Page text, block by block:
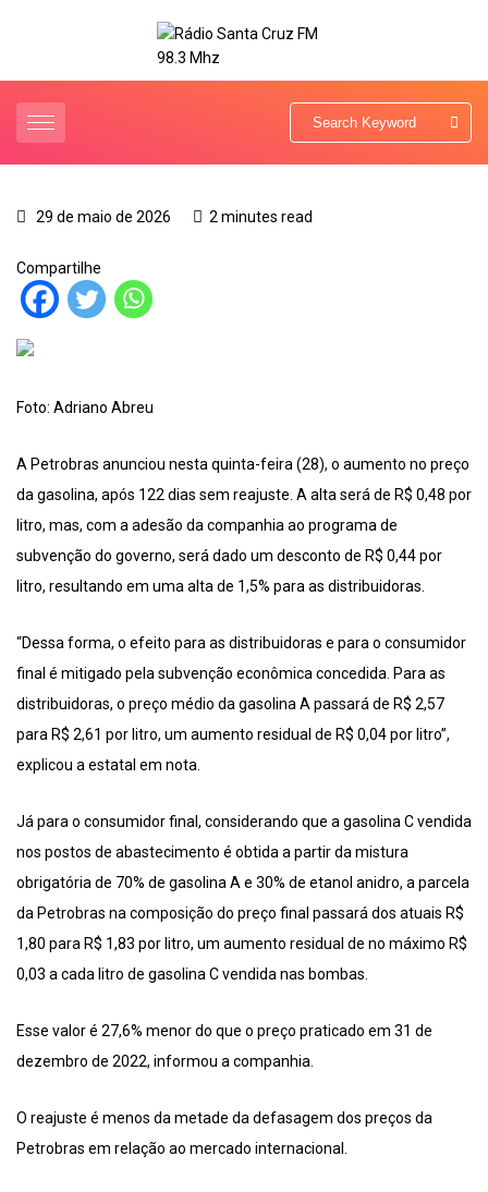
29 de maio de 2026 2 minutes read
Compartilhe
Foto: Adriano Abreu
A Petrobras anunciou nesta quinta-feira (28), o aumento no preço
da gasolina, após 122 dias sem reajuste. A alta será de R$ 0,48 por
litro, mas, com a adesão da companhia ao programa de
subvenção do governo, será dado um desconto de R$ 0,44 por
litro, resultando em uma alta de 1,5% para as distribuidoras.
“Dessa forma, o efeito para as distribuidoras e para o consumidor
final é mitigado pela subvenção econômica concedida. Para as
distribuidoras, o preço médio da gasolina A passará de R$ 2,57
para R$ 2,61 por litro, um aumento residual de R$ 0,04 por litro”,
explicou a estatal em nota.
Já para o consumidor final, considerando que a gasolina C vendida
nos postos de abastecimento é obtida a partir da mistura
obrigatória de 70% de gasolina A e 30% de etanol anidro, a parcela
da Petrobras na composição do preço final passará dos atuais R$
1,80 para R$ 1,83 por litro, um aumento residual de no máximo R$
0,03 a cada litro de gasolina C vendida nas bombas.
Esse valor é 27,6% menor do que o preço praticado em 31 de
dezembro de 2022, informou a companhia.
O reajuste é menos da metade da defasagem dos preços da
Petrobras em relação ao mercado internacional.